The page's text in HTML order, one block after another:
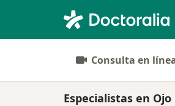
Consulta en
Especialistas en